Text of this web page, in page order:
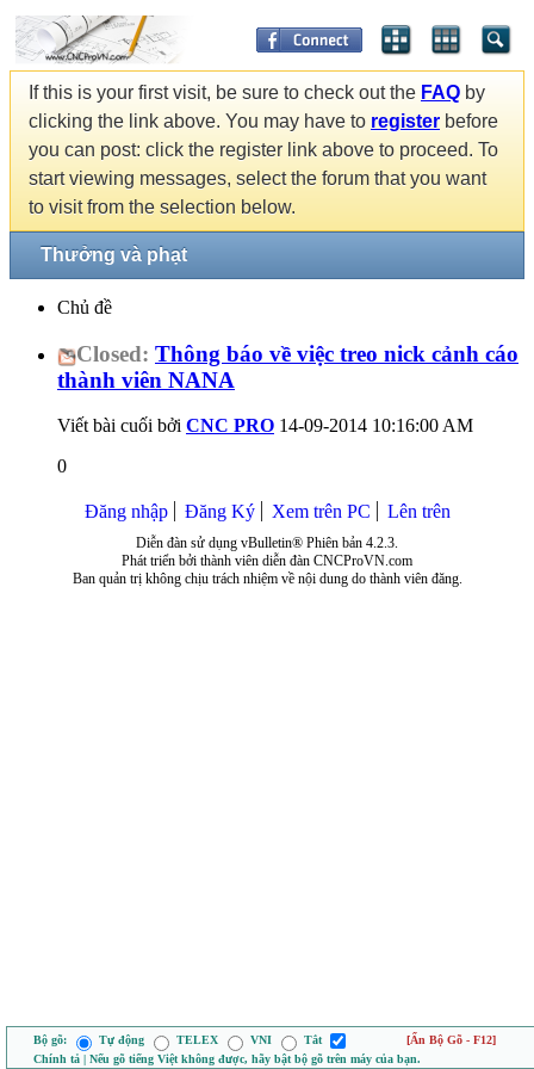
If this is your first visit, be sure to check out the FAQ by
clicking the link above. You may have to register before
you can post: click the register link above to proceed. To
start viewing messages, select the forum that you want
to visit from the selection below.
Thưởng và phạt
Chủ đề
Closed: Thông báo về việc treo nick cảnh cáo
thành viên NANA
Viết bài cuối bởi CNC PRO 14-09-2014 10:16:00 AM
0
Đăng nhập Đăng Ký Xem trên PC Lên trên
Diễn đàn sử dụng vBulletin® Phiên bản 4.2.3.
Phát triển bởi thành viên diễn đàn CNCProVN.com
Ban quản trị không chịu trách nhiệm về nội dung do thành viên đăng.
Bộ gõ: Tự động TELEX VNI Tắt
[Ẩn Bộ Gõ - F12]
Chính tả | Nếu gõ tiếng Việt không được, hãy bật bộ gõ trên máy của bạn.